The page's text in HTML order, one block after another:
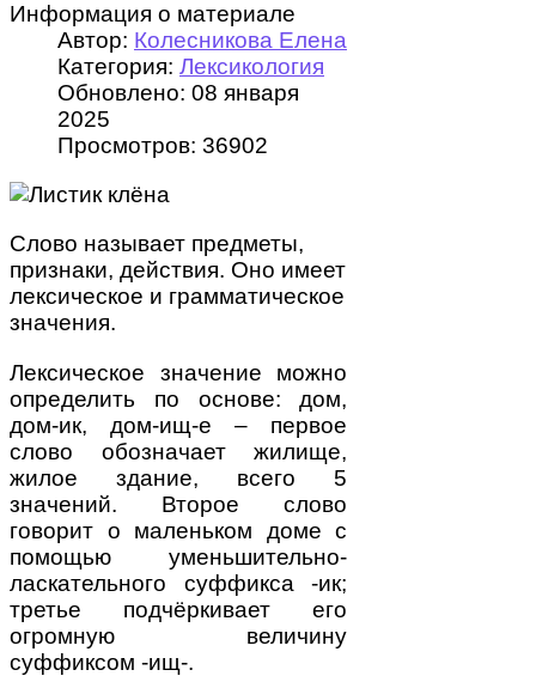
Информация о материале
Автор: Колесникова Елена
Категория: Лексикология
Обновлено: 08 января
2025
Просмотров: 36902
Слово называет предметы,
признаки, действия. Оно имеет
лексическое и грамматическое
значения.
Лексическое значение можно
определить по основе: дом,
дом-ик, дом-ищ-е – первое
слово обозначает жилище,
жилое здание, всего 5
значений. Второе слово
говорит о маленьком доме с
помощью уменьшительно-
ласкательного суффикса -ик;
третье подчёркивает его
огромную величину
суффиксом -ищ-.